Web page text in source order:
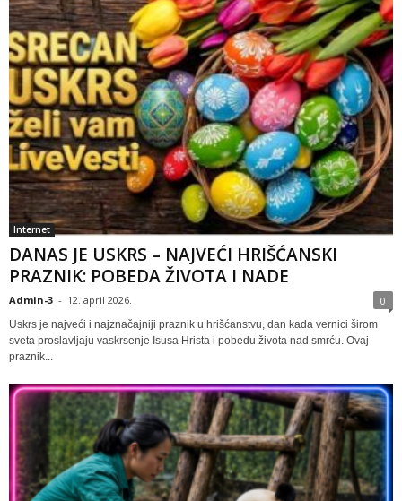
Internet
DANAS JE USKRS – NAJVEĆI HRIŠĆANSKI
PRAZNIK: POBEDA ŽIVOTA I NADE
Admin-3 - 12. april 2026. 0
Uskrs je najveći i najznačajniji praznik u hrišćanstvu, dan kada vernici širom
sveta proslavljaju vaskrsenje Isusa Hrista i pobedu života nad smrću. Ovaj
praznik...